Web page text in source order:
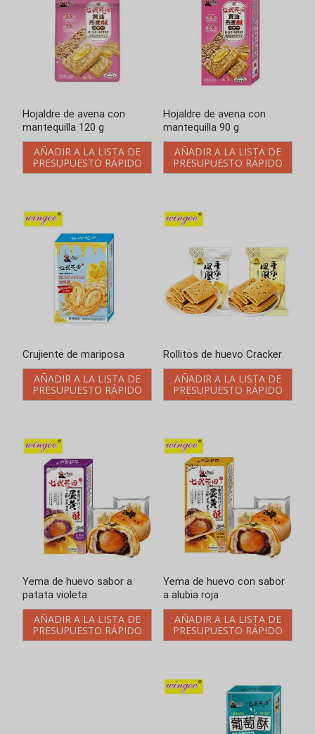
Hojaldre de avena con
mantequilla 120 g
AÑADIR A LA LISTA DE
PRESUPUESTO RÁPIDO
Hojaldre de avena con
mantequilla 90 g
AÑADIR A LA LISTA DE
PRESUPUESTO RÁPIDO
Crujiente de mariposa
AÑADIR A LA LISTA DE
PRESUPUESTO RÁPIDO
Rollitos de huevo Cracker
AÑADIR A LA LISTA DE
PRESUPUESTO RÁPIDO
Yema de huevo sabor a
patata violeta
AÑADIR A LA LISTA DE
PRESUPUESTO RÁPIDO
Yema de huevo con sabor
a alubia roja
AÑADIR A LA LISTA DE
PRESUPUESTO RÁPIDO